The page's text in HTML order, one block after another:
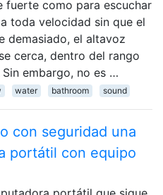
fuerte como para escuchar
toda velocidad sin que el
demasiado, el altavoz
cerca, dentro del rango
embargo, no es …
water bathroom sound
con seguridad una
portátil con equipo